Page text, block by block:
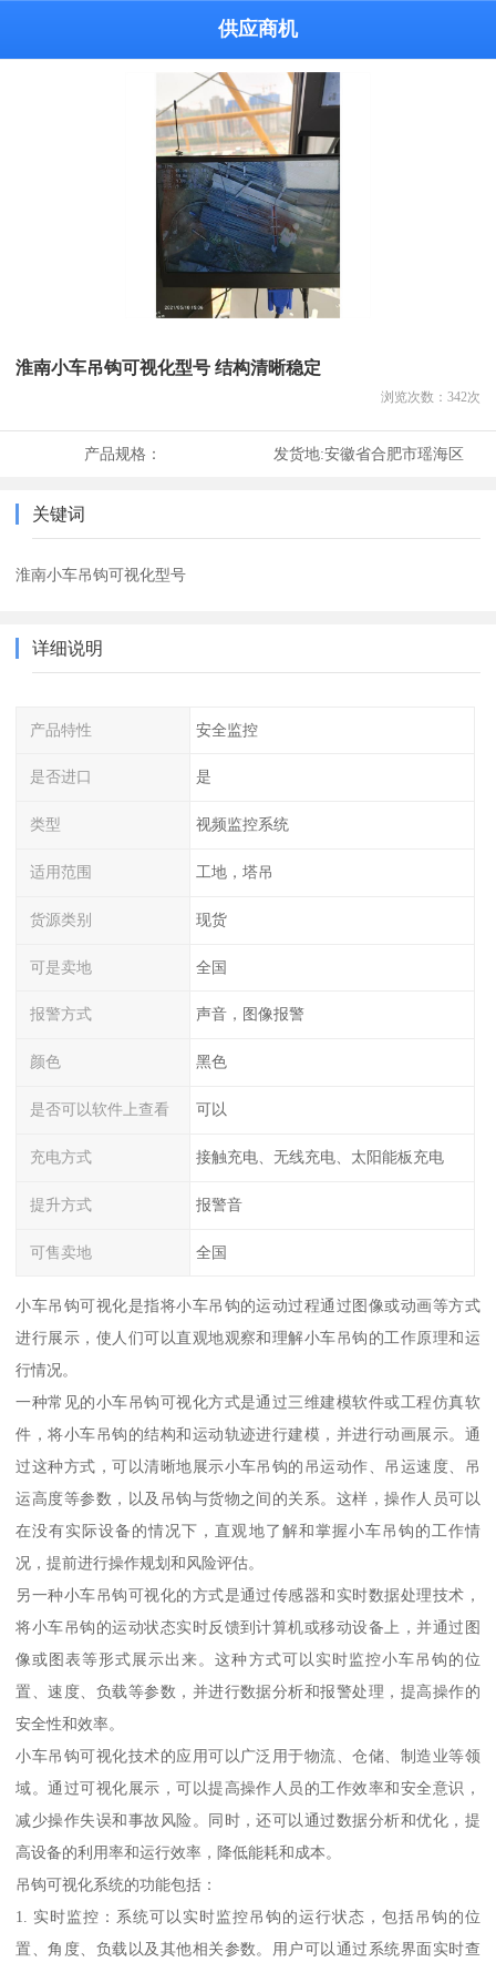
供应商机
淮南小车吊钩可视化型号 结构清晰稳定
浏览次数： 342次
产品规格： 发货地:安徽省合肥市瑶海区
关键词
淮南小车吊钩可视化型号
详细说明
产品特性 安全监控
是否进口 是
类型 视频监控系统
适用范围 工地，塔吊
货源类别 现货
可是卖地 全国
报警方式 声音，图像报警
颜色 黑色
是否可以软件上查看 可以
充电方式 接触充电、无线充电、太阳能板充电
提升方式 报警音
可售卖地 全国
小车吊钩可视化是指将小车吊钩的运动过程通过图像或动画等方式
进行展示，使人们可以直观地观察和理解小车吊钩的工作原理和运
行情况。
一种常见的小车吊钩可视化方式是通过三维建模软件或工程仿真软
件，将小车吊钩的结构和运动轨迹进行建模，并进行动画展示。通
过这种方式，可以清晰地展示小车吊钩的吊运动作、吊运速度、吊
运高度等参数，以及吊钩与货物之间的关系。这样，操作人员可以
在没有实际设备的情况下，直观地了解和掌握小车吊钩的工作情
况，提前进行操作规划和风险评估。
另一种小车吊钩可视化的方式是通过传感器和实时数据处理技术，
将小车吊钩的运动状态实时反馈到计算机或移动设备上，并通过图
像或图表等形式展示出来。这种方式可以实时监控小车吊钩的位
置、速度、负载等参数，并进行数据分析和报警处理，提高操作的
安全性和效率。
小车吊钩可视化技术的应用可以广泛用于物流、仓储、制造业等领
域。通过可视化展示，可以提高操作人员的工作效率和安全意识，
减少操作失误和事故风险。同时，还可以通过数据分析和优化，提
高设备的利用率和运行效率，降低能耗和成本。
吊钩可视化系统的功能包括：
1. 实时监控：系统可以实时监控吊钩的运行状态，包括吊钩的位
置、角度、负载以及其他相关参数。用户可以通过系统界面实时查